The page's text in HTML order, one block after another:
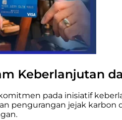
Keberlanjutan
pada inisiatif
pengurangan jejak karbon